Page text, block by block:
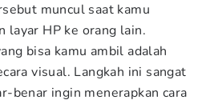
muncul saat kamu
layar HP ke orang lain.
bisa kamu ambil adalah
visual. Langkah ini sangat
benar ingin menerapkan cara